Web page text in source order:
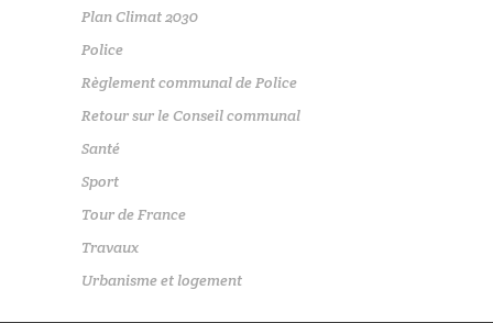
Plan Climat 2030
Police
Règlement communal de Police
Retour sur le Conseil communal
Santé
Sport
Tour de France
Travaux
Urbanisme et logement